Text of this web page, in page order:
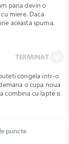
pana devin o
miere. Daca
aceasta spuma.
TERMINAT
congela intr-o
o cupa noua
combina cu lapte si
puncte